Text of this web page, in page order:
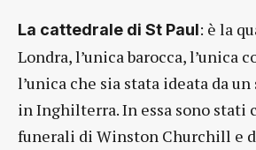
La cattedrale di St Paul: è la
Londra, l’unica barocca, l’unica
l’unica che sia stata ideata da
in Inghilterra. In essa sono stati
funerali di Winston Churchill e